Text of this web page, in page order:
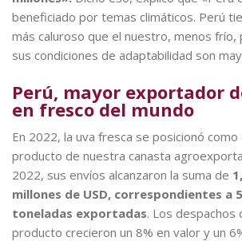
beneficiado por temas climáticos. Perú
más caluroso que el nuestro, menos frío,
sus condiciones de adaptabilidad son
Perú, mayor exportador
en fresco del mundo
En 2022, la uva fresca se posicionó
producto de nuestra canasta
2022, sus envíos alcanzaron la suma de
millones de USD, correspondientes a
toneladas exportadas. Los despachos
producto crecieron un 8% en valor y un